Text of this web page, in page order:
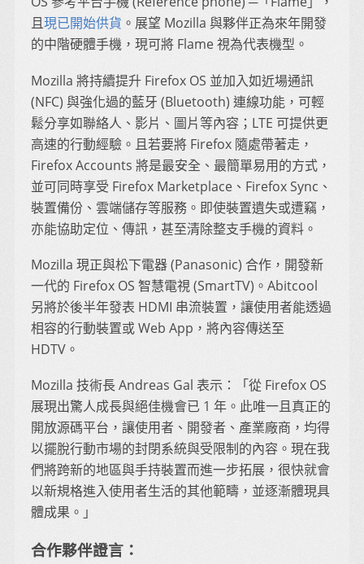
且現已開始供貨 。展望 Mozilla 與夥伴正為來年開發
的中階硬體手機，現可將 Flame 視為代表機型。
Mozilla 將持續提升 Firefox OS 並加入如近場通訊
(NFC) 與強化過的藍牙 (Bluetooth) 連線功能，可輕
鬆分享如聯絡人、影片、圖片等內容；LTE 可提供更
高速的行動經驗。且若要將 Firefox 隨處帶著走，
Firefox Accounts 將是最安全、最簡單易用的方式，
並可同時享受 Firefox Marketplace、Firefox Sync、
裝置備份、雲端儲存等服務。即使裝置遺失或遭竊，
亦能協助定位、傳訊，甚至清除整支手機的資料。
Mozilla 現正與松下電器 (Panasonic) 合作，開發新
一代的 Firefox OS 智慧電視 (SmartTV)。Abitcool
另將於後半年發表 HDMI 串流裝置，讓使用者能透過
相容的行動裝置或 Web App，將內容傳送至
HDTV。
Mozilla 技術長 Andreas Gal 表示：「從 Firefox OS
展現出驚人成長與絕佳機會已 1 年。此唯一且真正的
開放源碼平台，讓使用者、開發者、產業廠商，均得
以擺脫行動市場的封閉系統與受限制的內容。現在我
們將跨新的地區與手持裝置而進一步拓展，很快就會
以新規格進入使用者生活的其他範疇，並逐漸體現具
體成果。」
合作夥伴證言：